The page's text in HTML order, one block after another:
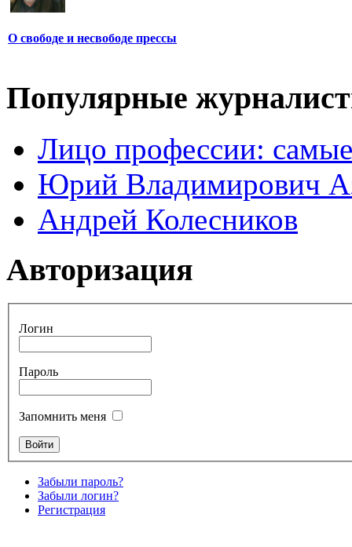
О свободе и несвободе прессы
Популярные
Лицо профессии:
Юрий Владимирович
Андрей Колесников
Авторизация
Логин
Пароль
Запомнить меня
Забыли пароль?
Забыли логин?
Регистрация